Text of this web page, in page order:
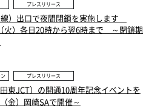
プレスリリース
）出口で夜間閉鎖を実施します
火）各日20時から翌6時まで ～閉鎖期
プレスリリース
東JCT）の開通10周年記念イベントを
金）岡崎SAで開催～